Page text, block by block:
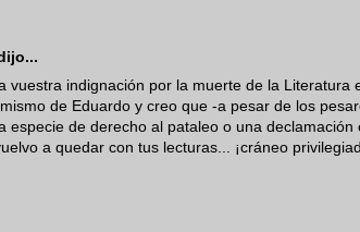
vuestra indignación por la muerte de la Literatura
de Eduardo y creo que -a pesar de los
especie de derecho al pataleo o una declamación
a quedar con tus lecturas... ¡cráneo